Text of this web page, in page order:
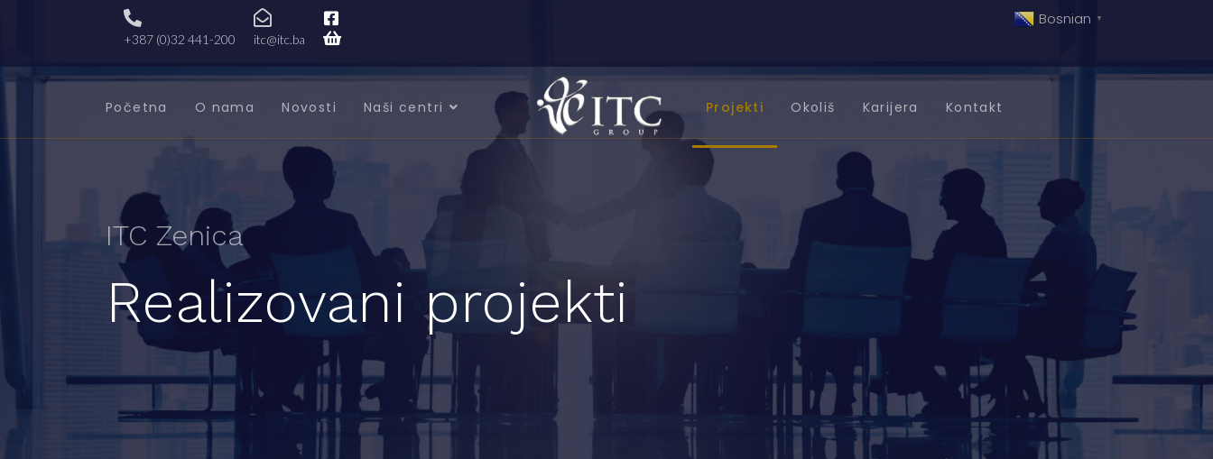
+387 (0)32 441-200 itc@itc.ba
Bosnian ▼
Početna O nama Novosti Naši centri Projekti Okoliš Karijera Kontakt
ITC Zenica
Realizovani projekti